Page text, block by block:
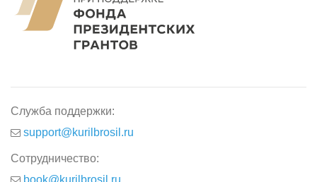
Служба поддержки:
support@kurilbrosil.ru
Сотрудничество:
book@kurilbrosil.ru